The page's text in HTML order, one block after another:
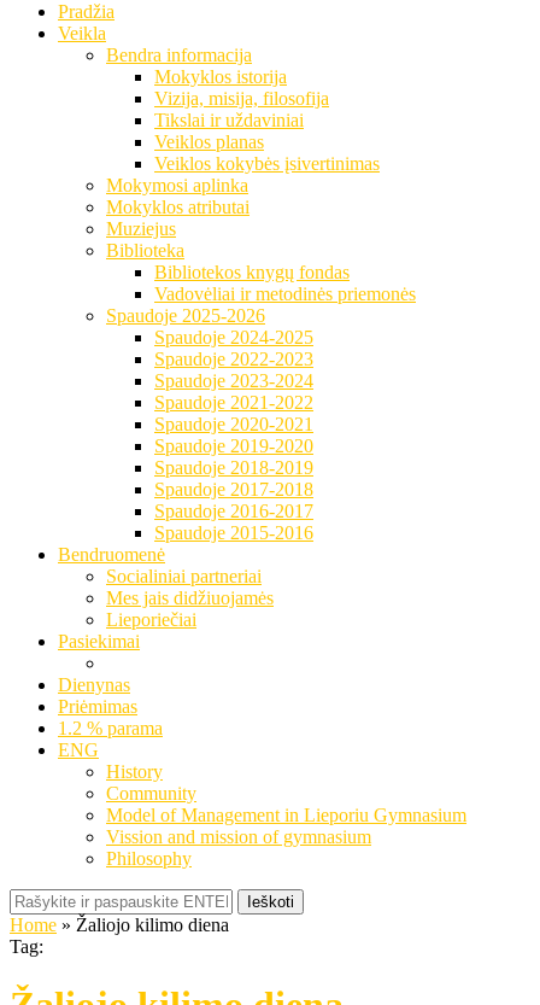
Pradžia
Veikla
Bendra informacija
Mokyklos istorija
Vizija, misija, filosofija
Tikslai ir uždaviniai
Veiklos planas
Veiklos kokybės įsivertinimas
Mokymosi aplinka
Mokyklos atributai
Muziejus
Biblioteka
Bibliotekos knygų fondas
Vadovėliai ir metodinės priemonės
Spaudoje 2025-2026
Spaudoje 2024-2025
Spaudoje 2022-2023
Spaudoje 2023-2024
Spaudoje 2021-2022
Spaudoje 2020-2021
Spaudoje 2019-2020
Spaudoje 2018-2019
Spaudoje 2017-2018
Spaudoje 2016-2017
Spaudoje 2015-2016
Bendruomenė
Socialiniai partneriai
Mes jais didžiuojamės
Lieporiečiai
Pasiekimai
Dienynas
Priėmimas
1.2 % parama
ENG
History
Community
Model of Management in Lieporiu Gymnasium
Vission and mission of gymnasium
Philosophy
Ieškoti
Home » Žaliojo kilimo diena
Tag: